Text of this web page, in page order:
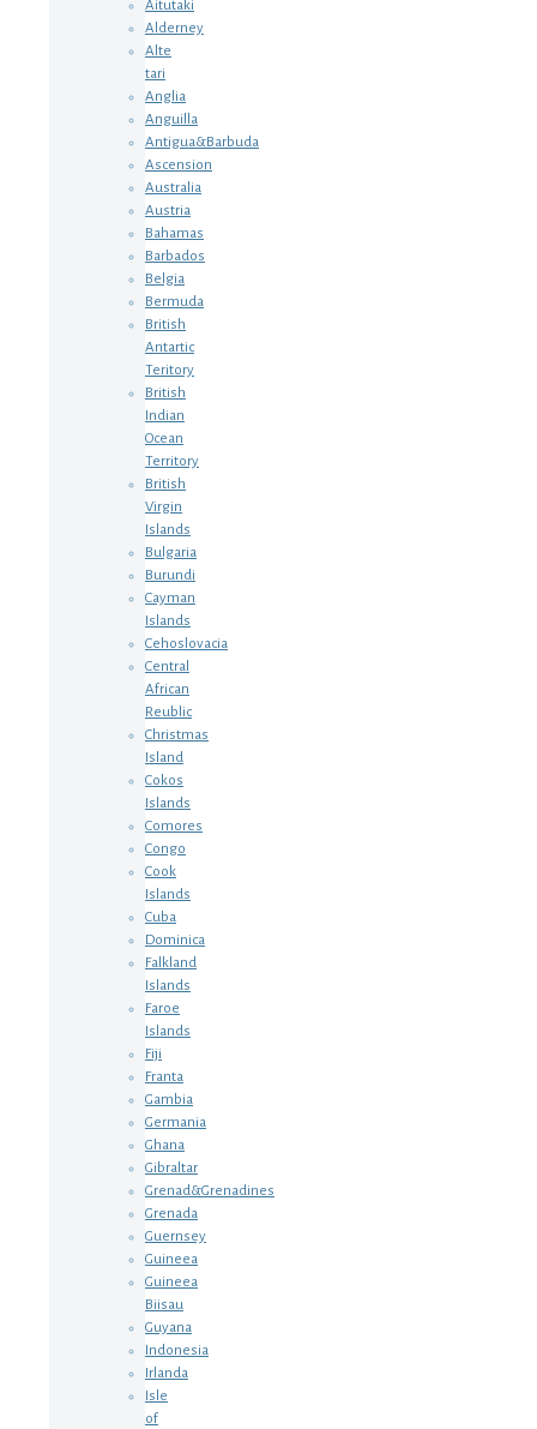
Aitutaki
Alderney
Alte
tari
Anglia
Anguilla
Antigua&Barbuda
Ascension
Australia
Austria
Bahamas
Barbados
Belgia
Bermuda
British
Antartic
Teritory
British
Indian
Ocean
Territory
British
Virgin
Islands
Bulgaria
Burundi
Cayman
Islands
Cehoslovacia
Central
African
Reublic
Christmas
Island
Cokos
Islands
Comores
Congo
Cook
Islands
Cuba
Dominica
Falkland
Islands
Faroe
Islands
Fiji
Franta
Gambia
Germania
Ghana
Gibraltar
Grenad&Grenadines
Grenada
Guernsey
Guineea
Guineea
Biisau
Guyana
Indonesia
Irlanda
Isle
of